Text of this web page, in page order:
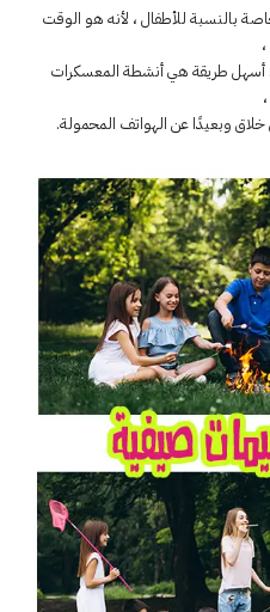
بالنسبة للأطفال ، لأنه هو الوقت
أسهل طريقة هي أنشطة المعسكرات
،
وبعيدًا عن الهواتف المحمولة.